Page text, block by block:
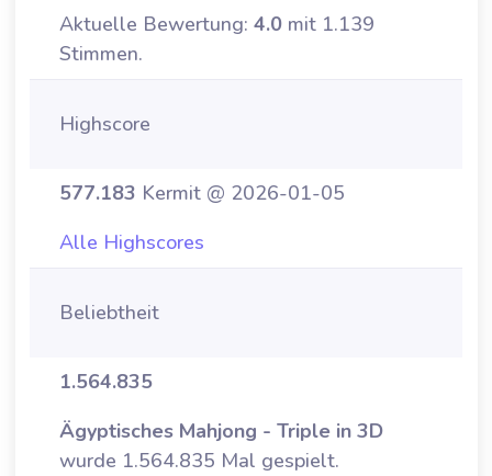
Aktuelle Bewertung: 4.0 mit 1.139
Stimmen.
Highscore
577.183 Kermit @ 2026-01-05
Alle Highscores
Beliebtheit
1.564.835
Ägyptisches Mahjong - Triple in 3D
wurde 1.564.835 Mal gespielt.